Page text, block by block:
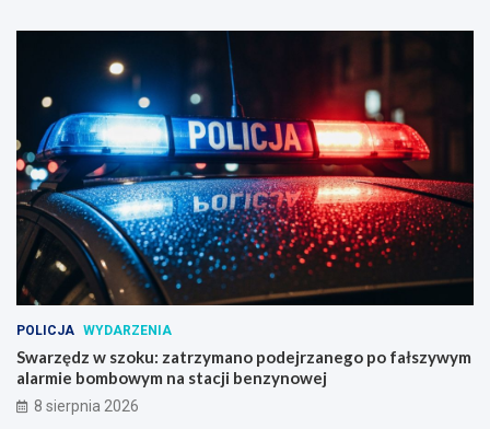
POLICJA WYDARZENIA
Swarzędz w szoku: zatrzymano podejrzanego po fałszywym
alarmie bombowym na stacji benzynowej
8 sierpnia 2026